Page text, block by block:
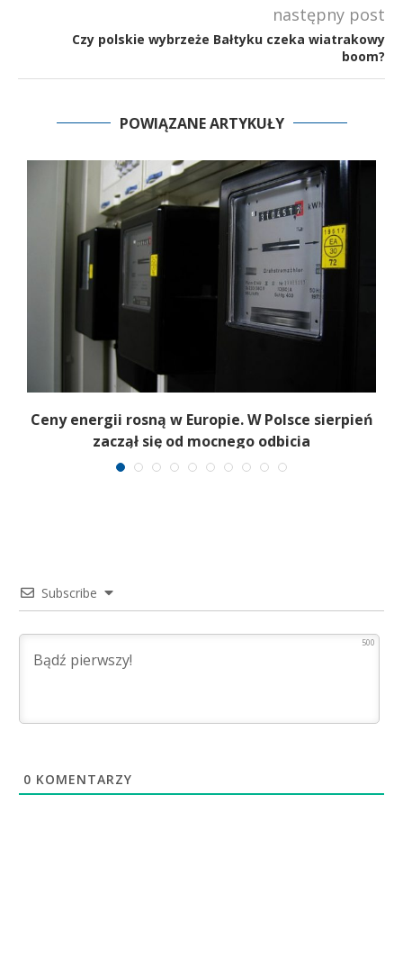
następny post
Czy polskie wybrzeże Bałtyku czeka wiatrakowy
boom?
POWIĄZANE ARTYKUŁY
Ceny energii rosną w Europie. W Polsce sierpień
zaczął się od mocnego odbicia
Subscribe
500
0 KOMENTARZY